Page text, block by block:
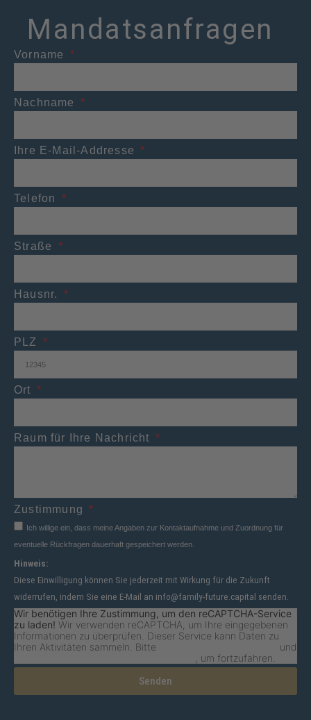
Mandatsanfragen
Vorname
Nachname
Ihre E-Mail-Addresse
Telefon
Straße
Hausnr.
PLZ
Ort
Raum für Ihre Nachricht
Zustimmung
Ich willige ein, dass meine Angaben zur Kontaktaufnahme und Zuordnung für
eventuelle Rückfragen dauerhaft gespeichert werden.
Hinweis:
Diese Einwilligung können Sie jederzeit mit Wirkung für die Zukunft
widerrufen, indem Sie eine E-Mail an info@family-future.capital senden.
Wir benötigen Ihre Zustimmung, um den reCAPTCHA-Service
zu laden! Wir verwenden reCAPTCHA, um Ihre eingegebenen
Informationen zu überprüfen. Dieser Service kann Daten zu
Ihren Aktivitäten sammeln. Bitte
und
, um fortzufahren.
Senden